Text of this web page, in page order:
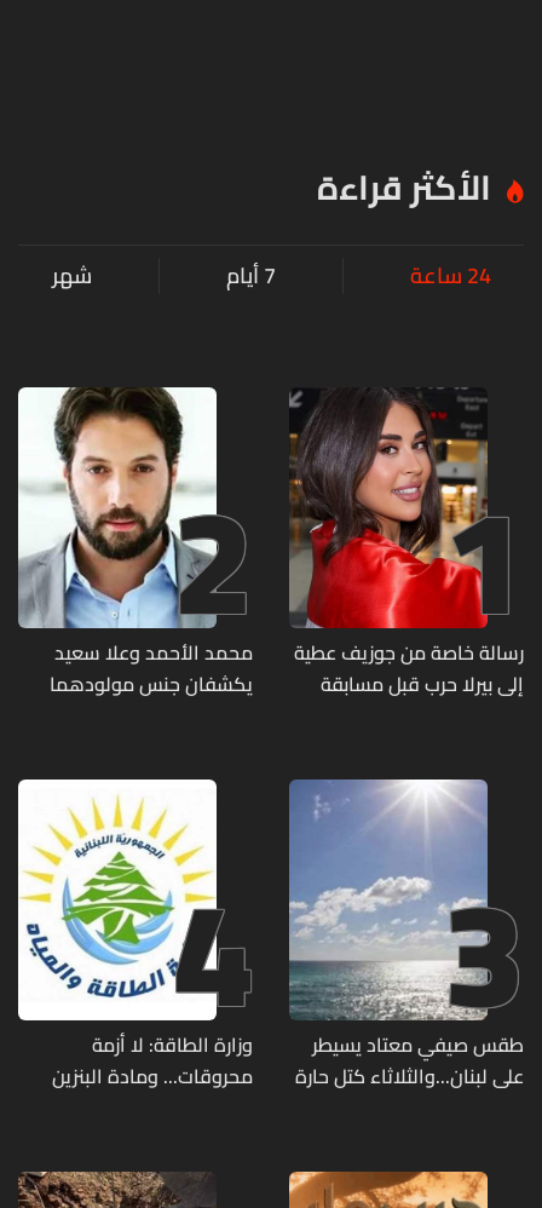
الأكثر قراءة
24 ساعة 7 أيام شهر
1
رسالة خاصة من جوزيف عطية
إلى بيرلا حرب قبل مسابقة
2
محمد الأحمد وعلا سعيد
يكشفان جنس مولودهما
3
طقس صيفي معتاد يسيطر
على لبنان...والثلاثاء كتل حارة
4
وزارة الطاقة: لا أزمة
محروقات... ومادة البنزين